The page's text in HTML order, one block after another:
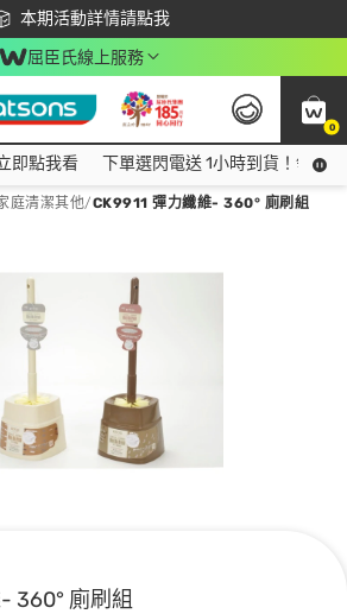
本期活動詳情請點我
下載app最高回饋$350
屈臣氏線上服務
0
我看
即點我看 下單選閃電送 1小時到貨！領神
庭清潔其他/CK9911 彈力纖維- 360° 廁刷組
360° 廁刷組